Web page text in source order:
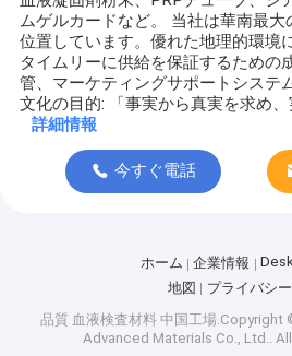
ムゲルカードなど。 当社は華南最
位置しています。優れた地理的環境
タイムリーに供給を保証するための
管、マーケティングサポートシステ
文化の目的: 「事実から真実を求め
詳細情報
今すぐ電話
ホーム 企業情報
地図
プライバシ
品質 血液検査材料 中国工場.Copyright
Advanced Materials Co., Ltd..